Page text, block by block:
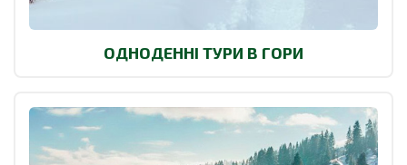
ОДНОДЕННІ ТУРИ В ГОРИ